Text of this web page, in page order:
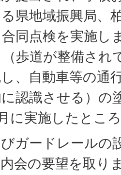
県地域振興局、
同点検を実施し
歩道が整備され
、自動車等の通
認識させる）の
に実施したとこ
ガードレールの
会の要望を取り